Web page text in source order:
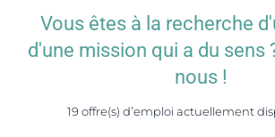
Vous êtes à la recherche
d'une mission qui a du sens
nous !
19 offre(s) d’emploi actuellement